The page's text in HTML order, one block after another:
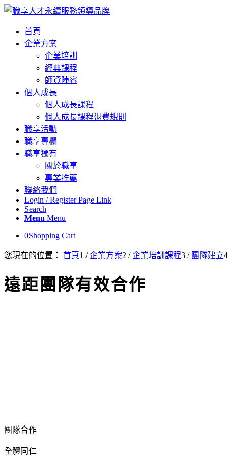
首頁
企業方案
企業培訓
經典課程
師資陣容
個人成長
個人成長課程
個人成長課程退費規則
職享活動
職享專欄
職享獨有
關於職享
專業推薦
聯絡我們
Login / Register Page Link
Search
Menu Menu
0Shopping Cart
您現在的位置： 首頁1 / 企業方案2 / 企業培訓課程3 / 團隊建立4
遠距團隊有效合作
團隊合作
全體同仁